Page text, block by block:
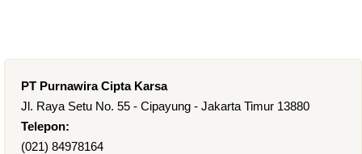
PT Purnawira Cipta Karsa
Jl. Raya Setu No. 55 - Cipayung - Jakarta Timur 13880
Telepon:
(021) 84978164